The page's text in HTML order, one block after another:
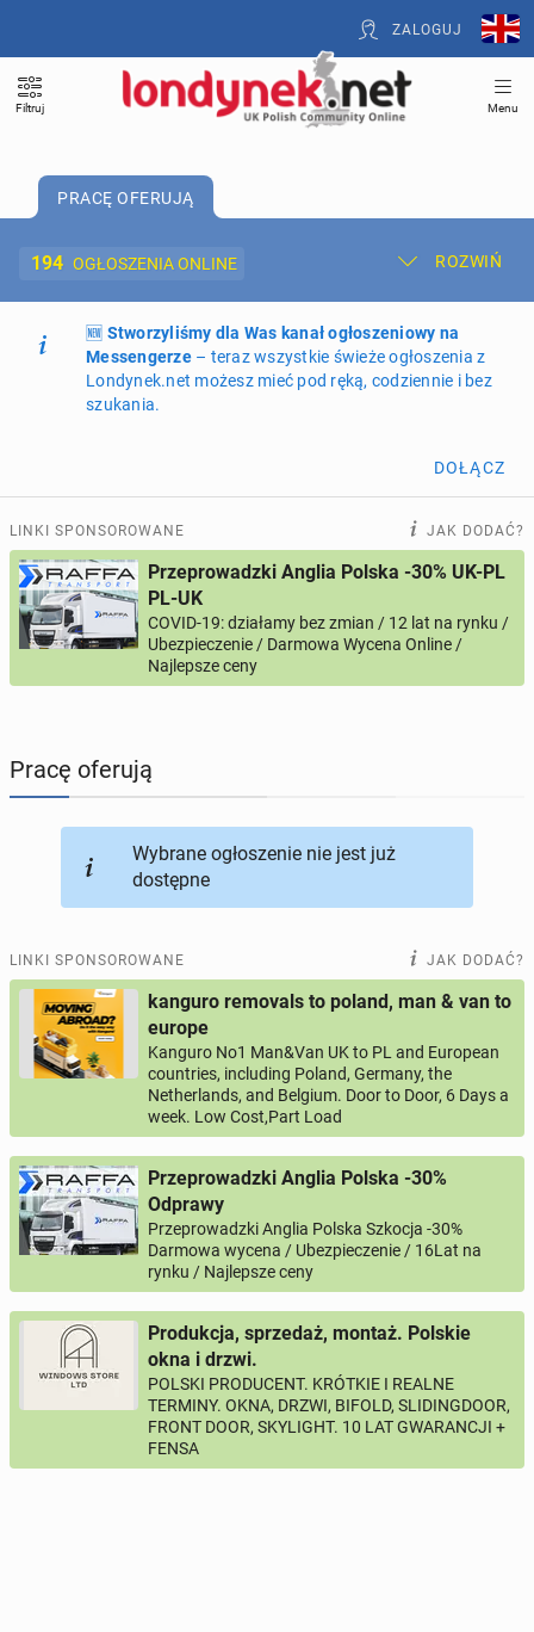
ZALOGUJ
Filtruj Menu
PRACĘ OFERUJĄ
194 OGŁOSZENIA ONLINE ROZWIŃ
Dodaj ogłoszenie Moje ogłoszenia
Oferta i cennik ogłoszeń
ogłoszenia online
PROFILE KANDYDATÓW 291 profili online
USŁUGI 163ogłoszenia online
KUPIĘ & SPRZEDAM
🆕 Stworzyliśmy dla Was kanał ogłoszeniowy na
Messengerze– teraz wszystkie świeże ogłoszenia z
Londynek.net możesz mieć pod ręką, codziennie i bez
szukania.
DOŁĄCZ
LINKI SPONSOROWANE JAK DODAĆ?
Przeprowadzki Anglia Polska -30% UK-PL
PL-UK
COVID-19: działamy bez zmian / 12 lat na rynku /
Ubezpieczenie / Darmowa Wycena Online /
Najlepsze ceny
Pracę oferują
Wybrane ogłoszenie nie jest już
dostępne
LINKI SPONSOROWANE JAK DODAĆ?
kanguro removals to poland, man & van to
europe
Kanguro No1 Man&Van UK to PL and European
countries, including Poland, Germany, the
Netherlands, and Belgium. Door to Door, 6 Days a
week. Low Cost,Part Load
Przeprowadzki Anglia Polska -30%
Odprawy
Przeprowadzki Anglia Polska Szkocja -30%
Darmowa wycena / Ubezpieczenie / 16Lat na
rynku / Najlepsze ceny
Produkcja, sprzedaż, montaż. Polskie
okna i drzwi.
POLSKI PRODUCENT. KRÓTKIE I REALNE
TERMINY. OKNA, DRZWI, BIFOLD, SLIDINGDOOR,
FRONT DOOR, SKYLIGHT. 10 LAT GWARANCJI +
FENSA